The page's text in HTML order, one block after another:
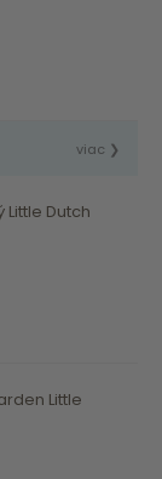
viac ❯
Dutch
Little